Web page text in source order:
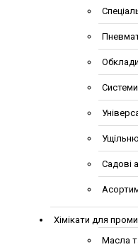
Садові
Хімікати для
Масла